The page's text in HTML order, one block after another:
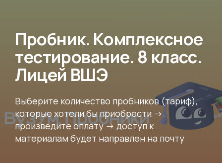
Пробник. Комплексное
тестирование. 8 класс.
Лицей ВШЭ
Выберите количество пробников (тариф),
которые хотели бы приобрести ->
произведите оплату -> доступ к
материалам будет направлен на почту